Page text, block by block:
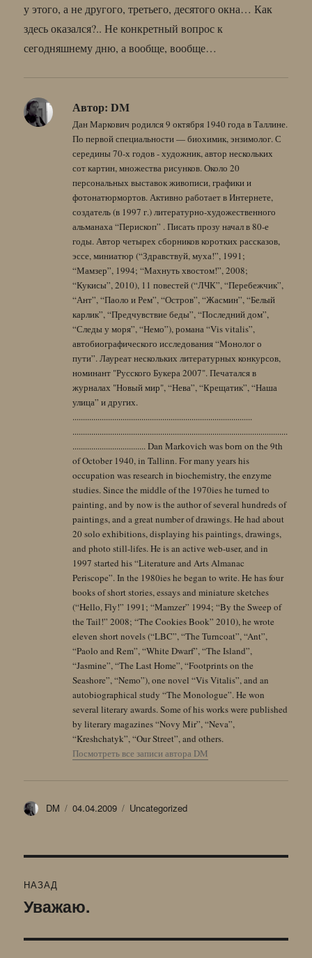
у этого, а не другого, третьего, десятого окна… Как
здесь оказался?.. Не конкретный вопрос к
сегодняшнему дню, а вообще, вообще…
Автор: DM
Дан Маркович родился 9 октября 1940 года в Таллине.
По первой специальности — биохимик, энзимолог. С
середины 70-х годов - художник, автор нескольких
сот картин, множества рисунков. Около 20
персональных выставок живописи, графики и
фотонатюрмортов. Активно работает в Интернете,
создатель (в 1997 г.) литературно-художественного
альманаха “Перископ” . Писать прозу начал в 80-е
годы. Автор четырех сборников коротких рассказов,
эссе, миниатюр (“Здравствуй, муха!”, 1991;
“Мамзер”, 1994; “Махнуть хвостом!”, 2008;
“Кукисы”, 2010), 11 повестей (“ЛЧК”, “Перебежчик”,
“Ант”, “Паоло и Рем”, “Остров”, “Жасмин”, “Белый
карлик”, “Предчувствие беды”, “Последний дом”,
“Следы у моря”, “Немо”), романа “Vis vitalis”,
автобиографического исследования “Монолог о
пути”. Лауреат нескольких литературных конкурсов,
номинант "Русского Букера 2007". Печатался в
журналах "Новый мир", “Нева”, “Крещатик”, “Наша
улица” и других.
......................................................................................
.......................................................................................................
................................... Dan Markovich was born on the 9th
of October 1940, in Tallinn. For many years his
occupation was research in biochemistry, the enzyme
studies. Since the middle of the 1970ies he turned to
painting, and by now is the author of several hundreds of
paintings, and a great number of drawings. He had about
20 solo exhibitions, displaying his paintings, drawings,
and photo still-lifes. He is an active web-user, and in
1997 started his “Literature and Arts Almanac
Periscope”. In the 1980ies he began to write. He has four
books of short stories, essays and miniature sketches
(“Hello, Fly!” 1991; “Mamzer” 1994; “By the Sweep of
the Tail!” 2008; “The Cookies Book” 2010), he wrote
eleven short novels (“LBC”, “The Turncoat”, “Ant”,
“Paolo and Rem”, “White Dwarf”, “The Island”,
“Jasmine”, “The Last Home”, “Footprints on the
Seashore”, “Nemo”), one novel “Vis Vitalis”, and an
autobiographical study “The Monologue”. He won
several literary awards. Some of his works were published
by literary magazines “Novy Mir”, “Neva”,
“Kreshchatyk”, “Our Street”, and others.
Посмотреть все записи автора DM
Автор
DM Опубликовано
04.04.2009 Рубрики
Uncategorized
по
НАЗАД
Предыдущая
Уважаю.